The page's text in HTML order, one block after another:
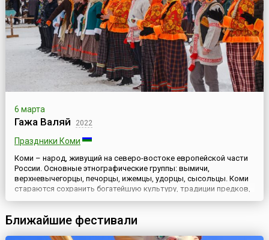
6 марта
Гажа Валяй 2022
Праздники Коми
Коми – народ, живущий на северо-востоке европейской части
России. Основные этнографические группы: вымичи,
верхневычегорцы, печорцы, ижемцы, удорцы, сысольцы. Коми
стараются сохранить богатейшую культуру, традиции предков,
устраивая многочисленные праздники и фестивали.Первый
раздолью народных гуляний готовятся загодя. В село Визинга
Ближайшие фестивали